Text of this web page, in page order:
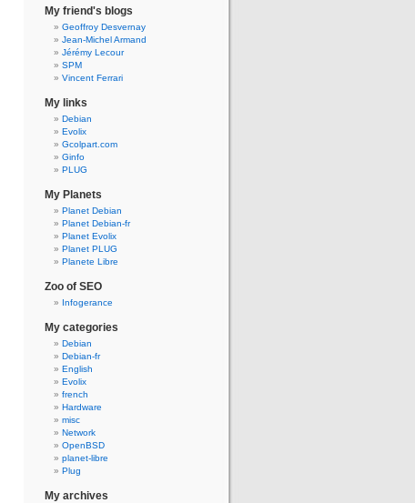
My friend's blogs
Geoffroy Desvernay
Jean-Michel Armand
Jérémy Lecour
SPM
Vincent Ferrari
My links
Debian
Evolix
Gcolpart.com
Ginfo
PLUG
My Planets
Planet Debian
Planet Debian-fr
Planet Evolix
Planet PLUG
Planete Libre
Zoo of SEO
Infogerance
My categories
Debian
Debian-fr
English
Evolix
french
Hardware
misc
Network
OpenBSD
planet-libre
Plug
My archives